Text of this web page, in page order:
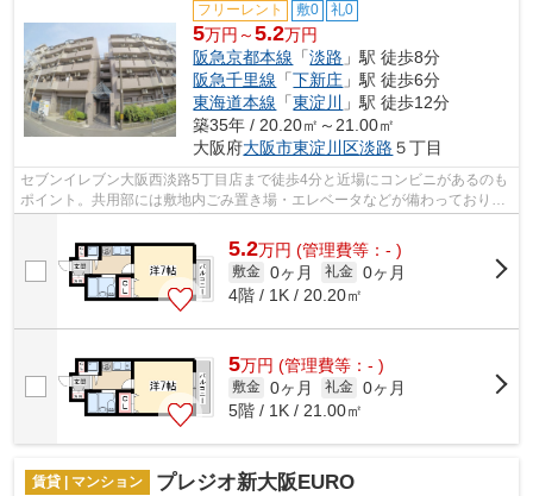
フリーレント 敷0 礼0
5万円～5.2万円
阪急京都本線 「淡路 」駅 徒歩8分
阪急千里線 「下新庄 」駅 徒歩6分
東海道本線 「東淀川
」駅 徒歩12分
築35年 / 20.20㎡～21.00㎡
大阪府大阪市東淀川区淡路 ５丁目
セブンイレブン大阪西淡路5丁目店まで徒歩4分と近場にコンビニがあるのも
ポイント。共用部には敷地内ごみ置き場・エレベータなどが備わっておりと
5.2万円 (管理費等：- )
敷金 0ヶ月 礼金 0ヶ月
4階 / 1K / 20.20㎡
5万円 (管理費等：- )
敷金 0ヶ月 礼金 0ヶ月
5階 / 1K / 21.00㎡
賃貸 | マンション プレジオ新大阪EURO